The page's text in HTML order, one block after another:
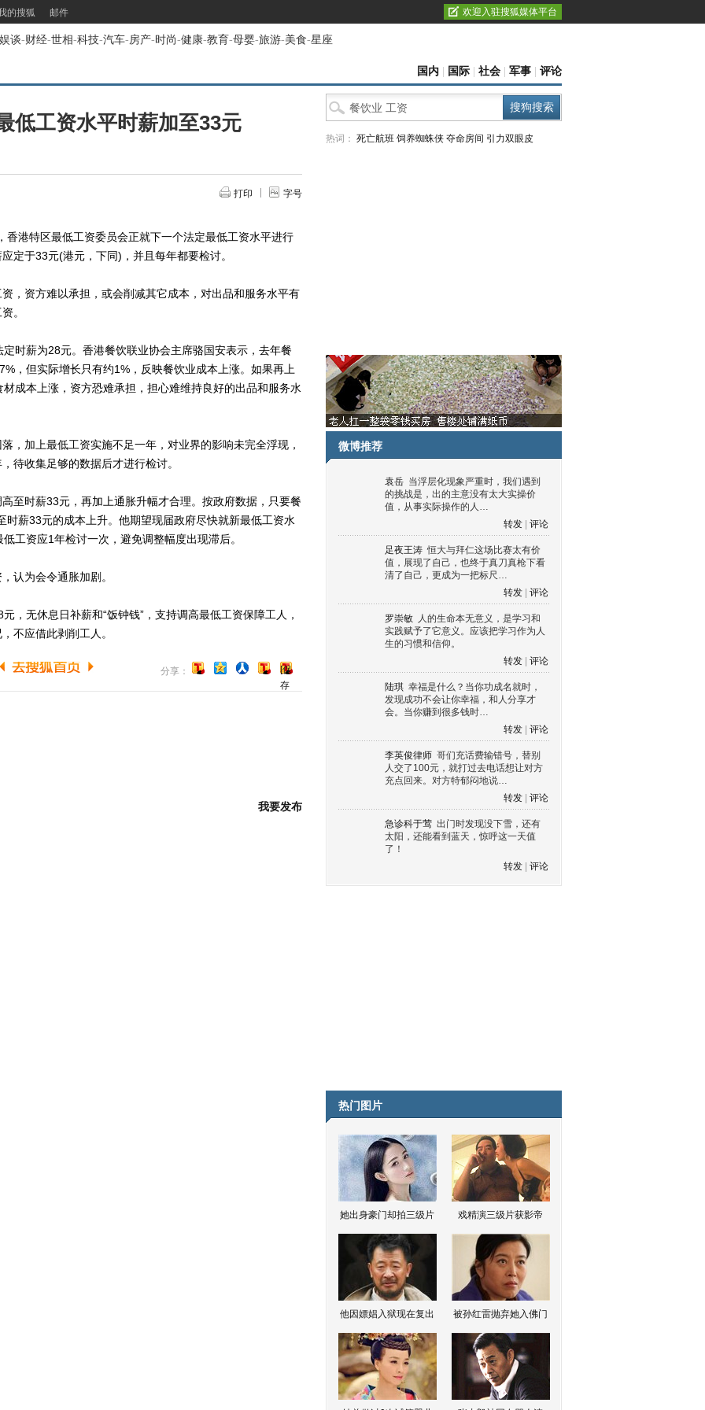
的搜狐 邮件 欢迎入驻搜狐媒体平台
娱谈-财经-世相-科技-汽车-房产-时尚-健康-教育-母婴-旅游-美食-星座
国内 国际 社会 军事 评论
低工资水平时薪加至33元
打印 字号
特区最低工资委员会正就下一个法定最低工资水平进行
定于33元(港元，下同)，并且每年都要检讨。
资方难以承担，或会削减其它成本，对出品和服务水平有
。
薪为28元。香港餐饮联业协会主席骆国安表示，去年餐
，但实际增长只有约1%，反映餐饮业成本上涨。如果再上
成本上涨，资方恐难承担，担心难维持良好的出品和服务水
加上最低工资实施不足一年，对业界的影响未完全浮现，
待收集足够的数据后才进行检讨。
时薪33元，再加上通胀升幅才合理。按政府数据，只要餐
薪33元的成本上升。他期望现届政府尽快就新最低工资水
工资应1年检讨一次，避免调整幅度出现滞后。
为会令通胀加剧。
无休息日补薪和“饭钟钱”，支持调高最低工资保障工人，
不应借此剥削工人。
分享：
[保
存
我要发布
热词： 死亡航班 饲养蜘蛛侠 夺命房间 引力双眼皮
微博推荐
袁岳 当浮层化现象严重时，我们遇到
的挑战是，出的主意没有太大实操价
值，从事实际操作的人…
转发
评论
足夜王涛 恒大与拜仁这场比赛太有价
值，展现了自己，也终于真刀真枪下看
清了自己，更成为一把标尺…
转发
评论
罗崇敏 人的生命本无意义，是学习和
实践赋予了它意义。应该把学习作为人
生的习惯和信仰。
转发
评论
陆琪 幸福是什么？当你功成名就时，
发现成功不会让你幸福，和人分享才
会。当你赚到很多钱时…
转发
评论
李英俊律师 哥们充话费输错号，替别
人交了100元，就打过去电话想让对方
充点回来。对方特郁闷地说…
转发
评论
急诊科于莺 出门时发现没下雪，还有
太阳，还能看到蓝天，惊呼这一天值
了！
转发
评论
热门图片
她出身豪门却拍三级片 戏精演三级片获影帝
他因嫖娼入狱现在复出 被孙红雷抛弃她入佛门